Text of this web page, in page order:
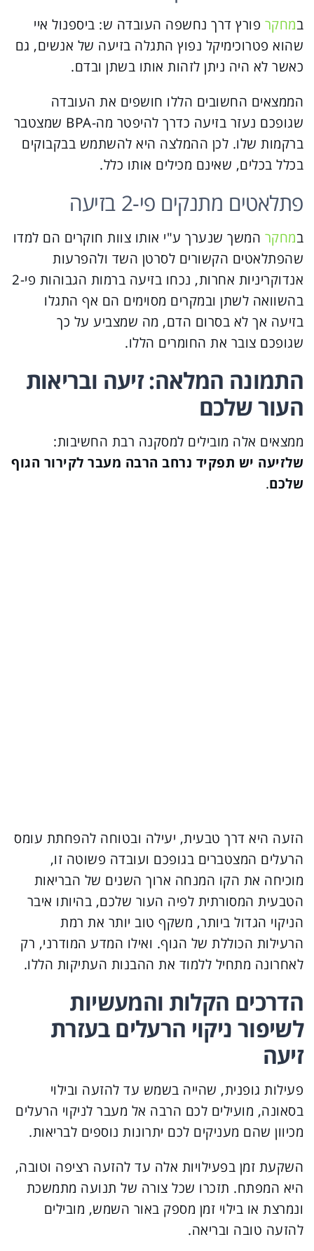
במחקר פורץ דרך נחשפה העובדה ש: ביספנול איי
שהוא פטרוכימיקל נפוץ התגלה בזיעה של אנשים, גם
כאשר לא היה ניתן לזהות אותו בשתן ובדם.
הממצאים החשובים הללו חושפים את העובדה
שגופכם נעזר בזיעה כדרך להיפטר מה-BPA שמצטבר
ברקמות שלו. לכן ההמלצה היא להשתמש בבקבוקים
בכלל בכלים, שאינם מכילים אותו כלל.
פתלאטים מתנקים פי-2 בזיעה
במחקר המשך שנערך ע"י אותו צוות חוקרים הם למדו
שהפתלאטים הקשורים לסרטן השד ולהפרעות
אנדוקריניות אחרות, נכחו בזיעה ברמות הגבוהות פי-2
בהשוואה לשתן ובמקרים מסוימים הם אף התגלו
בזיעה אך לא בסרום הדם, מה שמצביע על כך
שגופכם צובר את החומרים הללו.
התמונה המלאה: זיעה ובריאות
העור שלכם
ממצאים אלה מובילים למסקנה רבת החשיבות:
שלזיעה יש תפקיד נרחב הרבה מעבר לקירור הגוף
שלכם.
הזעה היא דרך טבעית, יעילה ובטוחה להפחתת עומס
הרעלים המצטברים בגופכם ועובדה פשוטה זו,
מוכיחה את הקו המנחה ארוך השנים של הבריאות
הטבעית המסורתית לפיה העור שלכם, בהיותו איבר
הניקוי הגדול ביותר, משקף טוב יותר את רמת
הרעילות הכוללת של הגוף. ואילו המדע המודרני, רק
לאחרונה מתחיל ללמוד את ההבנות העתיקות הללו.
הדרכים הקלות והמעשיות
לשיפור ניקוי הרעלים בעזרת
זיעה
פעילות גופנית, שהייה בשמש עד להזעה ובילוי
בסאונה, מועילים לכם הרבה אל מעבר לניקוי הרעלים
מכיוון שהם מעניקים לכם יתרונות נוספים לבריאות.
השקעת זמן בפעילויות אלה עד להזעה רציפה וטובה,
היא המפתח. תזכרו שכל צורה של תנועה מתמשכת
ונמרצת או בילוי זמן מספק באור השמש, מובילים
להזעה טובה ובריאה.